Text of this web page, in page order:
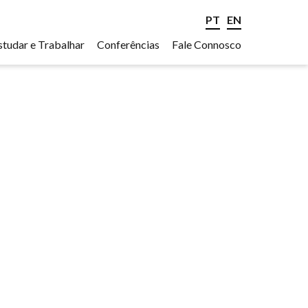
e Trabalhar Conferências Fale Connosco
PT EN